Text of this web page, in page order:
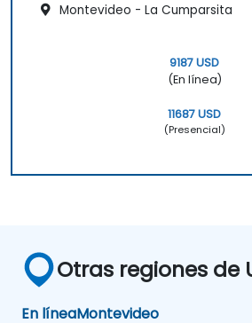
Montevideo - La Cumparsita
9187 USD
(En línea)
11687 USD
(Presencial)
Otras regiones de
En líneaMontevideo